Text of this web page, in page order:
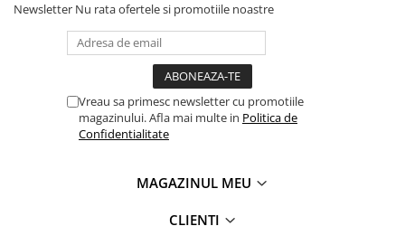
Newsletter Nu rata ofertele si promotiile noastre
Vreau sa primesc newsletter cu promotiile
magazinului. Afla mai multe in Politica de
Confidentialitate
MAGAZINUL MEU
CLIENTI